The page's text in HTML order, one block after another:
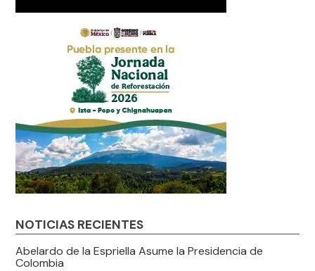
NOTICIAS RECIENTES
Abelardo de la Espriella Asume la Presidencia de
Colombia